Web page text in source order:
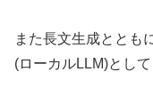
また長文生成ととも
(ローカルLLM)として